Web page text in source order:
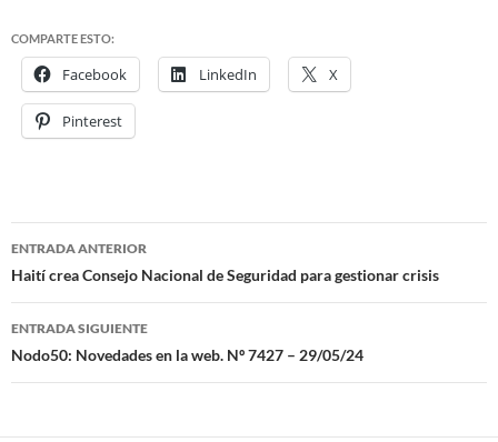
COMPARTE ESTO:
Facebook LinkedIn X
Pinterest
Navegación
de
entradas
ENTRADA ANTERIOR
Haití crea Consejo Nacional de Seguridad para gestionar crisis
ENTRADA SIGUIENTE
Nodo50: Novedades en la web. Nº 7427 – 29/05/24